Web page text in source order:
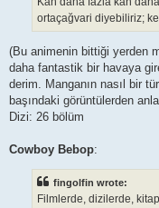
ortaçağvari diyebiliriz;
(Bu animenin bittiği yerden
daha fantastik bir havaya
derim. Manganın nasıl bir
başındaki görüntülerden
Dizi: 26 bölüm
Cowboy Bebop:
fingolfin wrote:
Filmlerde, dizilerde,